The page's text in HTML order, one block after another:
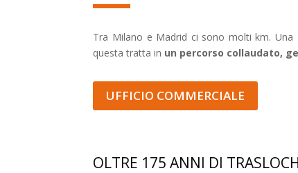
Tra Milano e Madrid ci sono molti km.
questa tratta in un percorso collaudato,
UFFICIO COMMERCIALE
OLTRE 175 ANNI DI